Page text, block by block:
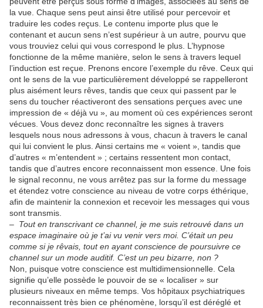
la vue. Chaque sens peut ainsi être utilisé pour percevoir et
traduire les codes reçus. Le contenu importe plus que le
contenant et aucun sens n’est supérieur à un autre, pourvu que
vous trouviez celui qui vous correspond le plus. L’hypnose
fonctionne de la même manière, selon le sens à travers lequel
l’induction est reçue. Prenons encore l’exemple du rêve. Ceux qui
ont le sens de la vue particulièrement développé se rappelleront
plus aisément leurs rêves, tandis que ceux qui passent par le
sens du toucher réactiveront des sensations perçues avec une
impression de « déjà vu », au moment où ces expériences seront
vécues. Vous devez donc reconnaître les signes à travers
lesquels nous nous adressons à vous, chacun à travers le canal
qui lui convient le plus. Ainsi certains me « voient », tandis que
d’autres « m’entendent » ; certains ressentent mon contact,
tandis que d’autres encore reconnaissent mon essence. Une fois
le signal reconnu, ne vous arrêtez pas sur la forme du message
et étendez votre conscience au niveau de votre corps éthérique,
afin de maintenir la connexion et recevoir les messages qui vous
sont transmis.
– Tout en transcrivant ce channel, je me suis retrouvé dans un
espace imaginaire où je t’ai vu venir vers moi. C’était un peu
comme si je rêvais, tout en ayant conscience de poursuivre ce
channel sur un mode auditif. C’est un peu bizarre, non ?
Non, puisque votre conscience est multidimensionnelle. Cela
signifie qu’elle possède le pouvoir de se « localiser » sur
plusieurs niveaux en même temps. Vos hôpitaux psychiatriques
reconnaissent très bien ce phénomène, lorsqu’il est déréglé et